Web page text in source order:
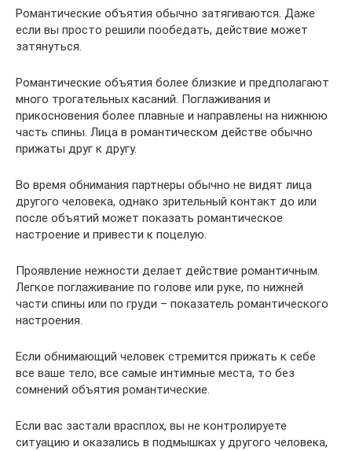
Романтические объятия обычно затягиваются. Даже
если вы просто решили пообедать, действие может
затянуться.
Романтические объятия более близкие и предполагают
много трогательных касаний. Поглаживания и
прикосновения более плавные и направлены на нижнюю
часть спины. Лица в романтическом действе обычно
прижаты друг к другу.
Во время обнимания партнеры обычно не видят лица
другого человека, однако зрительный контакт до или
после объятий может показать романтическое
настроение и привести к поцелую.
Проявление нежности делает действие романтичным.
Легкое поглаживание по голове или руке, по нижней
части спины или по груди – показатель романтического
настроения.
Если обнимающий человек стремится прижать к себе
все ваше тело, все самые интимные места, то без
сомнений объятия романтические.
Если вас застали врасплох, вы не контролируете
ситуацию и оказались в подмышках у другого человека,